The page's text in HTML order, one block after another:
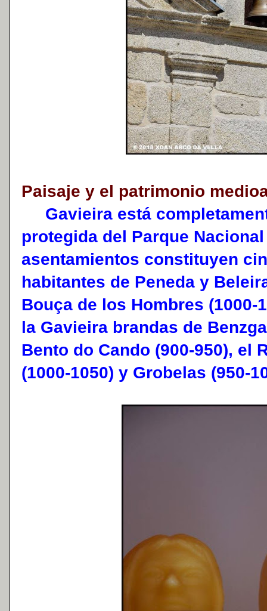
Paisaje y el patrimonio
Gavieira está
protegida del Parque
asentamientos constituyen
habitantes de Peneda y
Bouça de los Hombres (1000-
la Gavieira brandas de
Bento do Cando (900-950), el
(1000-1050) y Grobelas (950-